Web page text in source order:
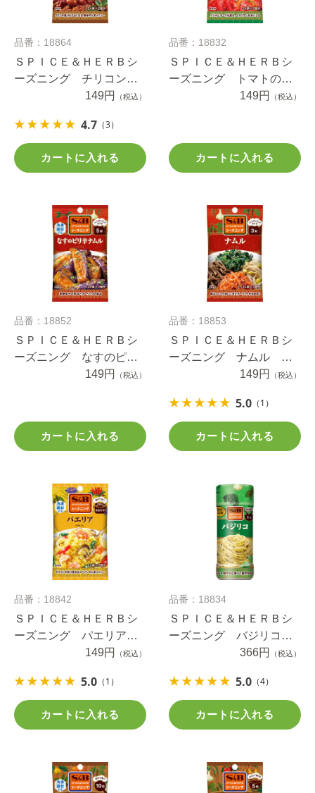
品番：18864
ＳＰＩＣＥ＆ＨＥＲＢシ
ーズニング チリコンカ
149円 （税込）
4.7 （3）
カートに入れる
品番：18832
ＳＰＩＣＥ＆ＨＥＲＢシ
ーズニング トマトのカ
プレーゼ風 ７ｇ
149円 （税込）
カートに入れる
品番：18852
ＳＰＩＣＥ＆ＨＥＲＢシ
ーズニング なすのピリ
辛ナムル １０.４ｇ
149円 （税込）
カートに入れる
品番：18853
ＳＰＩＣＥ＆ＨＥＲＢシ
ーズニング ナムル １
149円 （税込）
5.0 （1）
カートに入れる
品番：18842
ＳＰＩＣＥ＆ＨＥＲＢシ
ーズニング パエリア
149円 （税込）
5.0 （1）
カートに入れる
品番：18834
ＳＰＩＣＥ＆ＨＥＲＢシ
ーズニング バジリコ
（ボトル） ４０ｇ
366円 （税込）
5.0 （4）
カートに入れる